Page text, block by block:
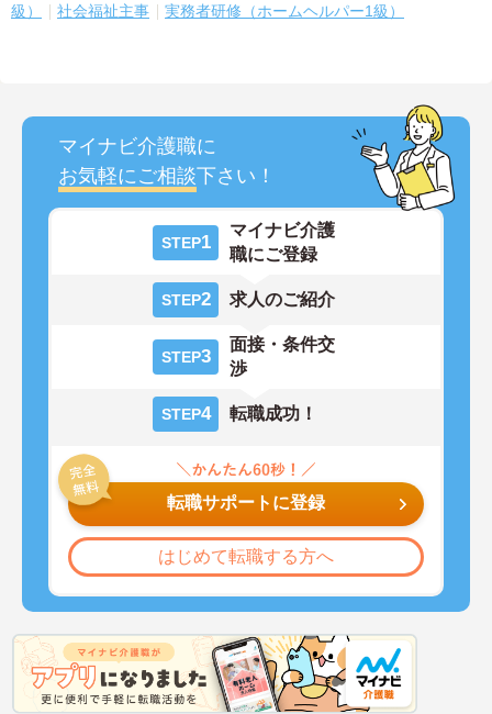
級）
社会福祉主事 実務者研修（ホームヘルパー1級）
マイナビ介護職に
お気軽にご相談下さい！
STEP1
マイナビ介護
職にご登録
STEP2 求人のご紹介
STEP3
面接・条件交
渉
STEP4 転職成功！
転職サポートに登録
はじめて転職する方へ